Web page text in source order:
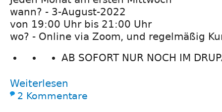
wann? - 3-August-2022
von 19:00 Uhr bis 21:00 Uhr
wo? - Online via Zoom, und regelmäßig
AB SOFORT NUR NOCH IM
Weiterlesen
2 Kommentare